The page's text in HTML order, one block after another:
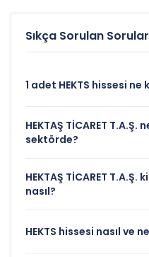
Sıkça Sorulan Sorular
1 adet HEKTS hissesi ne
HEKTAŞ TİCARET
sektörde?
HEKTAŞ TİCARET T.A.Ş.
nasıl?
HEKTS hissesi nasıl ve